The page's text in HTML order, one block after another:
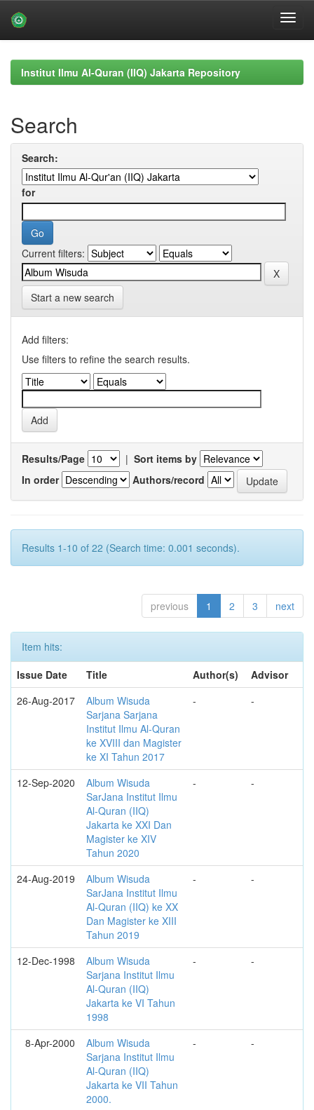
navigationInstitut Ilmu Al-Quran (IIQ) Jakarta Repository
Search
Search:
for
Current filters:
Start a new search
Add filters:
Use filters to refine the search results.
Results/Page | Sort items by
In order
Authors/record
Results 1-10 of 22 (Search time: 0.001 seconds).
previous 1 2 3 next
Item hits:
Issue Date
Title Author(s)
Advisor
26-Aug-2017
Album Wisuda
Sarjana Sarjana
Institut Ilmu Al-Quran
ke XVIII dan Magister
ke XI Tahun 2017
- -
12-Sep-2020
Album Wisuda
SarJana Institut Ilmu
Al-Quran (IIQ)
Jakarta ke XXI Dan
Magister ke XIV
Tahun 2020
- -
24-Aug-2019
Album Wisuda
SarJana Institut Ilmu
Al-Quran (IIQ) ke XX
Dan Magister ke XIII
Tahun 2019
- -
12-Dec-1998
Album Wisuda
Sarjana Institut Ilmu
Al-Quran (IIQ)
Jakarta ke VI Tahun
1998
- -
8-Apr-2000
Album Wisuda
Sarjana Institut Ilmu
Al-Quran (IIQ)
Jakarta ke VII Tahun
2000.
- -